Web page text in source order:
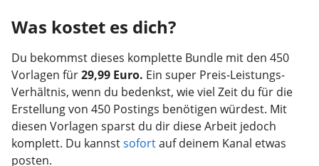
Was kostet es dich?
Du bekommst dieses komplette Bundle mit den 450
Vorlagen für29,99 Euro. Ein super Preis-Leistungs-
Verhältnis, wenn du bedenkst, wie viel Zeit du für die
Erstellung von 450 Postings benötigen würdest. Mit
diesen Vorlagen sparst du dir diese Arbeit jedoch
komplett. Du kannstsofortauf deinem Kanal etwas
posten.